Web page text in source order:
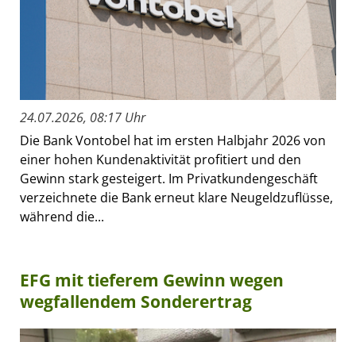
24.07.2026, 08:17 Uhr
Die Bank Vontobel hat im ersten Halbjahr 2026 von
einer hohen Kundenaktivität profitiert und den
Gewinn stark gesteigert. Im Privatkundengeschäft
verzeichnete die Bank erneut klare Neugeldzuflüsse,
während die...
EFG mit tieferem Gewinn wegen
wegfallendem Sonderertrag